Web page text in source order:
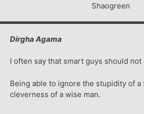
Shaogreen
Dirgha Agama
I often say that smart guys should
Being able to ignore the stupidity of a
cleverness of a wise man.